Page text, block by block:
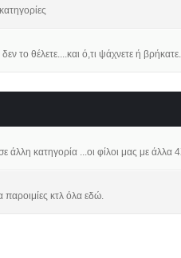
το θέλετε....και ό,τι ψάχνετε ή
άλλη κατηγορία ...οι φίλοι μας με άλλα
κτλ όλα εδώ.